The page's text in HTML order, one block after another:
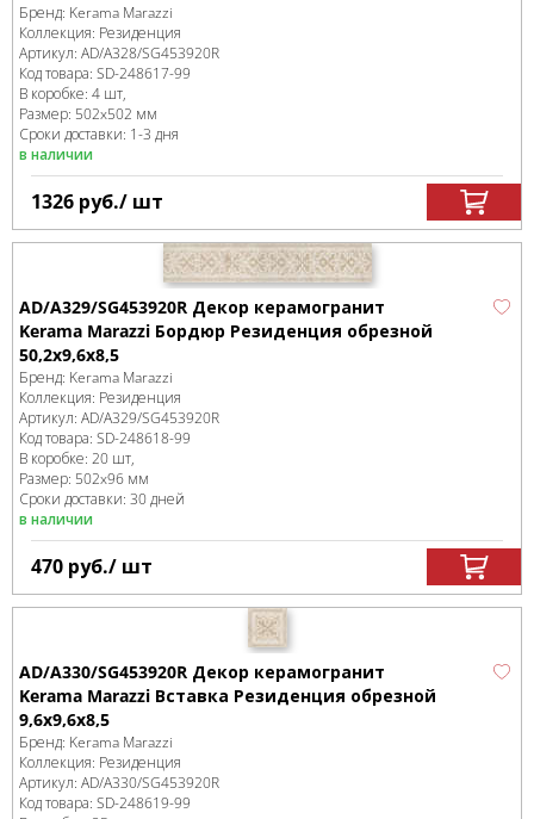
Бренд: Kerama Marazzi
Коллекция: Резиденция
Артикул: AD/A328/SG453920R
Код товара: SD-248617-99
В коробке: 4 шт,
Размер: 502x502 мм
Сроки доставки: 1-3 дня
в наличии
1326 руб./ шт
AD/A329/SG453920R Декор керамогранит
Kerama Marazzi Бордюр Резиденция обрезной
50,2x9,6x8,5
Бренд: Kerama Marazzi
Коллекция: Резиденция
Артикул: AD/A329/SG453920R
Код товара: SD-248618-99
В коробке: 20 шт,
Размер: 502x96 мм
Сроки доставки: 30 дней
в наличии
470 руб./ шт
AD/A330/SG453920R Декор керамогранит
Kerama Marazzi Вставка Резиденция обрезной
9,6x9,6x8,5
Бренд: Kerama Marazzi
Коллекция: Резиденция
Артикул: AD/A330/SG453920R
Код товара: SD-248619-99